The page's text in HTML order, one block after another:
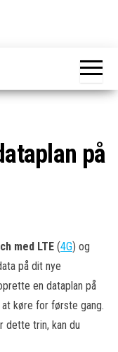
på
med LTE (4G) og
på dit nye
en dataplan på
køre for første gang.
dette trin, kan du